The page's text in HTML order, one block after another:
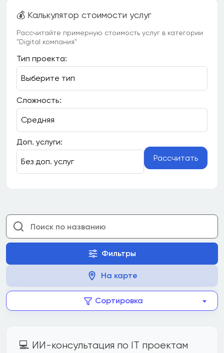
💰 Калькулятор стоимости услуг
Рассчитайте примерную стоимость услуг в категории
"Digital компания"
Тип проекта:
Сложность:
Доп. услуги:
Рассчитать
Фильтры
На карте
Сортировка
💻 ИИ-консультация по IT проектам